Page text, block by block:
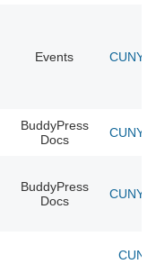
Events CUNY
BuddyPress
Docs
CUNY
BuddyPress
Docs
CUNY